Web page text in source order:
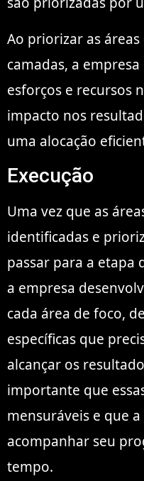
Ao priorizar as
camadas, a
esforços e recursos
impacto nos
uma alocação
Execução
Uma vez que as
identificadas e
passar para a etapa
a empresa
cada área de foco,
específicas que
alcançar os
importante que
mensuráveis e que
acompanhar seu
tempo.